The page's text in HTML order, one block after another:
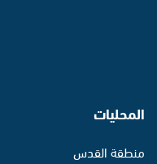
المحليات
منطقة القدس